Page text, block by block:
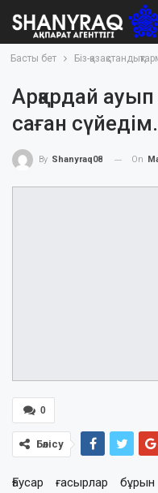
Басты бет Біз-
Арқардай
саған
By Shanyraq08 On
0
Бөлісу
Ғаусар ғасырлар